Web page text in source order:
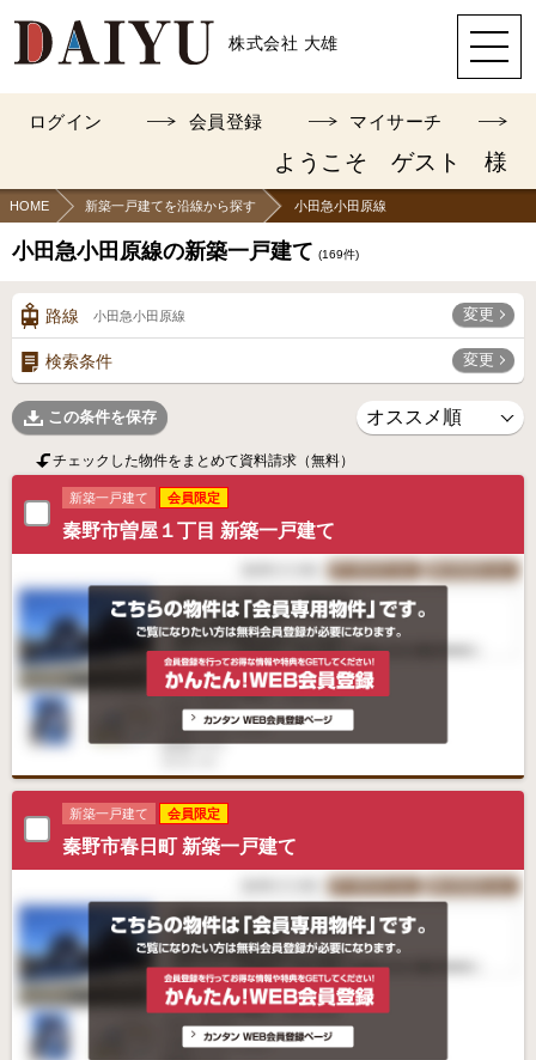
株式会社 大雄
ログイン 会員登録 マイサーチ
ようこそ ゲスト 様
HOME 新築一戸建てを沿線から探す 小田急小田原線
小田急小田原線の新築一戸建て (169件)
路線 小田急小田原線 変更
検索条件 変更
この条件を保存
チェックした物件をまとめて資料請求（無料）
新築一戸建て 会員限定
秦野市曽屋１丁目 新築一戸建て
新築一戸建て 会員限定
秦野市春日町 新築一戸建て